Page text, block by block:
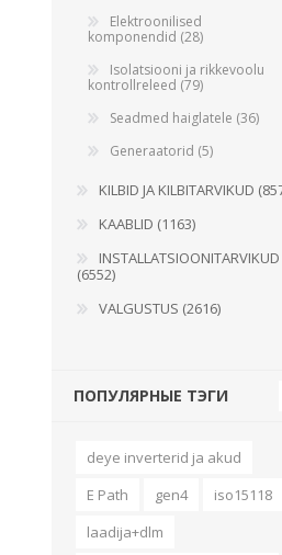
Elektroonilised
komponendid (28)
Isolatsiooni ja rikkevoolu
kontrollreleed (79)
Seadmed haiglatele (36)
Generaatorid (5)
KILBID JA KILBITARVIKUD
KAABLID (1163)
INSTALLATSIOONITARVIKUD
(6552)
VALGUSTUS (2616)
ПОПУЛЯРНЫЕ ТЭГИ
deye inverterid ja akud
E Path
gen4
iso15118
laadija+dlm